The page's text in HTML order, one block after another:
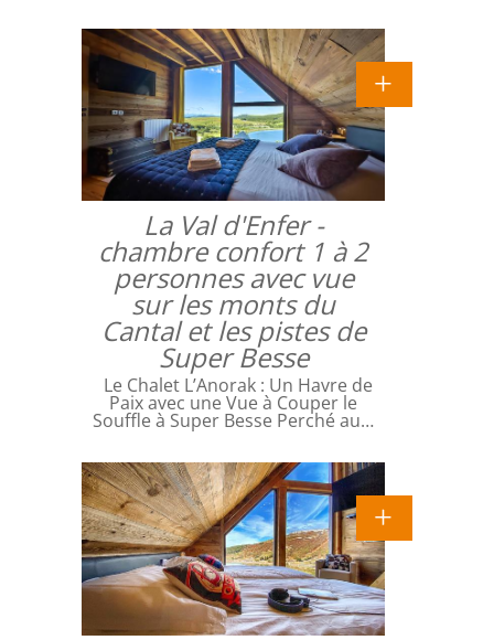
La Val d'Enfer -
chambre confort 1 à 2
personnes avec vue
sur les monts du
Cantal et les pistes de
Super Besse
Le Chalet L’Anorak : Un Havre de
Paix avec une Vue à Couper le
Souffle à Super Besse Perché au…